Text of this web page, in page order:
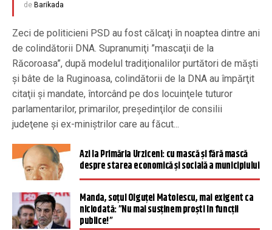
de Barikada
Zeci de politicieni PSD au fost călcaţi în noaptea dintre ani
de colindătorii DNA. Supranumiţi ”mascaţii de la
Răcoroasa”, după modelul tradiţionalilor purtători de măşti
şi bâte de la Ruginoasa, colindătorii de la DNA au împărţit
citaţii şi mandate, întorcând pe dos locuinţele tuturor
parlamentarilor, primarilor, preşedinţilor de consilii
judeţene şi ex-miniştrilor care au făcut...
Azi la Primăria Urziceni: cu mască și fără mască
despre starea economică și socială a municipiului
Manda, soțul Olguței Matolescu, mai exigent ca
niciodată: ”Nu mai susținem proști în funcții
publice!”